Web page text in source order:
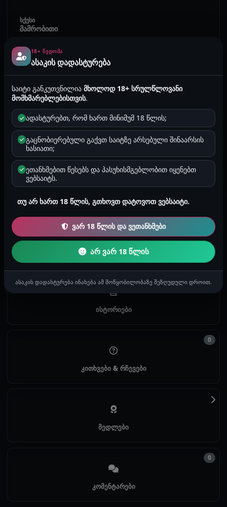
სქესი
მამრობითი
ორიენტაცია
ჰეტეროსექსუალი
ზოდიაქო
კურო
რეგიონი
იმერეთი
რეგისტრაცია
2025-05-07 21:37
მედლები
✏️
ისტორიები
0
კითხვები & რჩევები
0
მედლები
კომენტარები
0
18+ ᲬᲕᲓᲝᲛᲐ
ასაკის დადასტურება
საიტი განკუთვნილიამხოლოდ 18+ სრულწლოვანი
მომხმარებლებისთვის.
ადასტურებთ, რომ ხართ მინიმუმ 18 წლის;
გაცნობიერებული გაქვთ საიტზე არსებული შინაარსის
ხასიათი;
ეთანხმებით წესებს და პასუხისმგებლობით იყენებთ
ვებსაიტს.
თუ არ ხართ 18 წლის, გთხოვთ დატოვოთ ვებსაიტი.
ვარ 18 წლის და ვეთანხმები
არ ვარ 18 წლის
ასაკის დადასტურება ინახება ამ მოწყობილობაზე შეზღუდული დროით.